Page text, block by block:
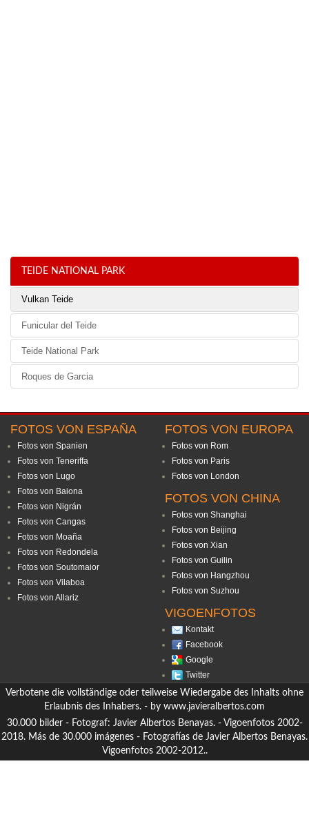
TEIDE NATIONAL PARK
Vulkan Teide
Funicular del Teide
Teide National Park
Roques de Garcia
FOTOS VON ESPAÑA
Fotos von Spanien
Fotos von Teneriffa
Fotos von Lugo
Fotos von Baiona
Fotos von Nigrán
Fotos von Cangas
Fotos von Moaña
Fotos von Redondela
Fotos von Soutomaior
Fotos von Vilaboa
Fotos von Allariz
FOTOS VON EUROPA
Fotos von Rom
Fotos von Paris
Fotos von London
FOTOS VON CHINA
Fotos von Shanghai
Fotos von Beijing
Fotos von Xian
Fotos von Guilin
Fotos von Hangzhou
Fotos von Suzhou
VIGOENFOTOS
Kontakt
Facebook
Google
Twitter
Verbotene die vollständige oder teilweise Wiedergabe des Inhalts ohne
Erlaubnis des Inhabers. - by www.javieralbertos.com
30.000 bilder - Fotograf: Javier Albertos Benayas. - Vigoenfotos 2002-
2018. Más de 30.000 imágenes - Fotografías de Javier Albertos Benayas.
Vigoenfotos 2002-2012..